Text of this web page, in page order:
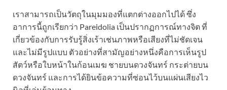
เราสามารถเป็นวัตถุในมุมมองที่แตกต่างออกไปได้ ซึ่ง
อาการนี้ถูกเรียกว่า Pareidolia เป็นปรากฏการณ์ทางจิต ที่
เกี่ยวข้องกับการรับรู้สิ่งเร้าเช่นภาพหรือเสียงที่ไม่ชัดเจน
และไม่มีรูปแบบ ตัวอย่างที่สามัญอย่างหนึ่งคือการเห็นรูป
สัตว์หรือใบหน้าในก้อนเมฆ ชายบนดวงจันทร์ กระต่ายบน
ดวงจันทร์ และการได้ยินข้อความที่ซ่อนไว้บนแผ่นเสียงไว